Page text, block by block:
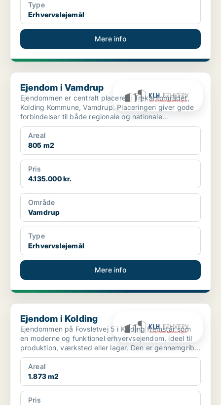
Type
Erhvervslejemål
Mere info
Ejendom i Vamdrup
Ejendom i Vamdrup
Ejendommen er centralt placeret i Trekantområdet,
Kolding Kommune, Vamdrup. Placeringen giver gode
forbindelser til både regionale og nationale
transportkorr...
Areal
805 m2
Pris
4.135.000 kr.
Område
Vamdrup
Type
Erhvervslejemål
Mere info
Ejendom i Kolding
Ejendom i Kolding
Ejendommen på Fovsletvej 5 i Kolding fremstår som
en moderne og funktionel erhvervsejendom, ideel til
produktion, værksted eller lager. Den er gennemgrib...
Areal
1.873 m2
Pris